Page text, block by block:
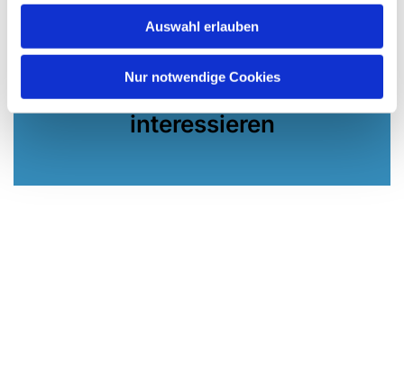
Auswahl erlauben
Nur notwendige Cookies
Dies könnte Sie auch
interessieren